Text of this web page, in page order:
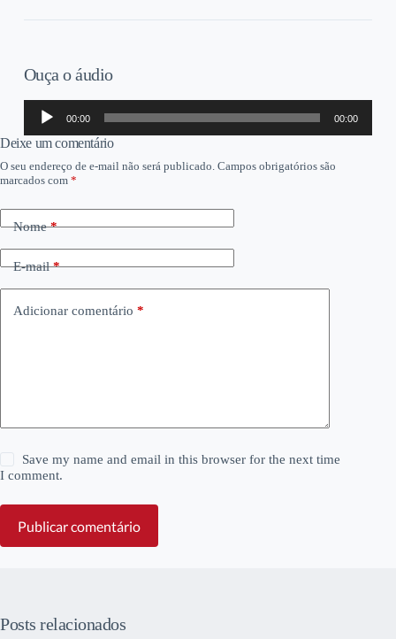
Ouça o áudio
Tocador
áudio
00:00 00:00
Deixe um comentário
O seu endereço de e-mail não será publicado. Campos obrigatórios são
marcados com *
Nome*
E-mail*
Adicionar comentário *
Save my name and email in this browser for the next time
I comment.
Publicar comentário
Posts relacionados